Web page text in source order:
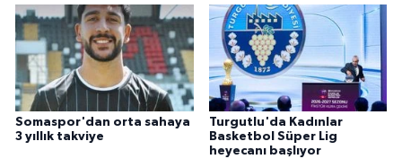
Somaspor'dan orta sahaya
3 yıllık takviye
Turgutlu'da Kadınlar
Basketbol Süper Lig
heyecanı başlıyor